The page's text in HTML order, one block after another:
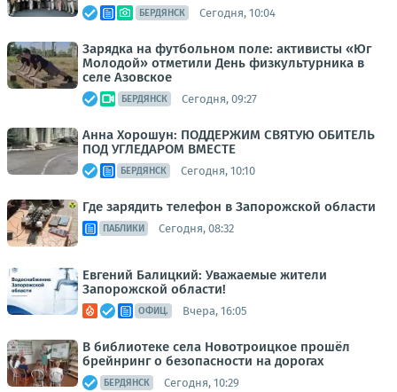
БЕРДЯНСК Сегодня, 10:04
Зарядка на футбольном поле: активисты «Юг
Молодой» отметили День физкультурника в
селе Азовское
БЕРДЯНСК Сегодня, 09:27
Анна Хорошун: ПОДДЕРЖИМ СВЯТУЮ ОБИТЕЛЬ
ПОД УГЛЕДАРОМ ВМЕСТЕ
БЕРДЯНСК Сегодня, 10:10
Где зарядить телефон в Запорожской области
ПАБЛИКИ Сегодня, 08:32
Евгений Балицкий: Уважаемые жители
Запорожской области!
ОФИЦ. Вчера, 16:05
В библиотеке села Новотроицкое прошёл
брейнринг о безопасности на дорогах
БЕРДЯНСК Сегодня, 10:29